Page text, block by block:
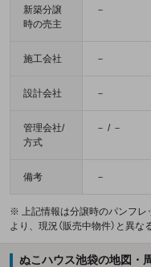
新築分譲
時の売主
－
施工会社 －
設計会社 －
管理会社/
方式
－ / －
備考 －
※ 上記情報は分譲時のパンフレ
より、現況（販売中物件）と異な
ぬこハウス池袋の地図・